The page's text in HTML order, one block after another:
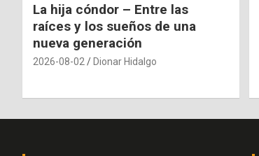
La hija cóndor – Entre las
raíces y los sueños de una
nueva generación
2026-08-02 Dionar Hidalgo